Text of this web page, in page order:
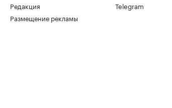
Редакция
Размещение рекламы
Telegram